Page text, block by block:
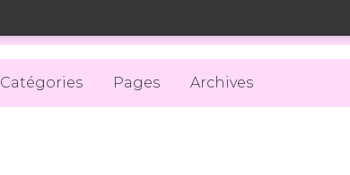
Catégories Pages Archives